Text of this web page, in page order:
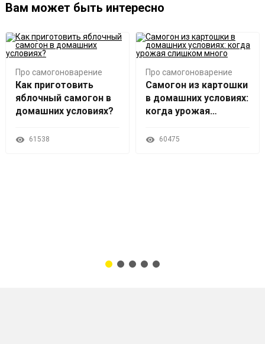
Вам может быть интересно
Про самогоноварение
Как приготовить
яблочный самогон в
домашних условиях?
61538
Про самогоноварение
Самогон из картошки
в домашних условиях:
когда урожая
60475